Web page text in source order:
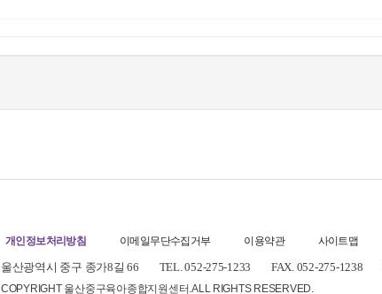
개인정보처리방침 이메일무단수집거부 이용약관 사이트맵
울산광역시 중구 종가8길 66 TEL. 052-275-1233 FAX. 052-275-1238
COPYRIGHT 울산중구육아종합지원센터.ALL RIGHTS RESERVED.